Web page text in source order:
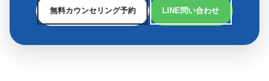
無料カウンセリング予約 LINE問い合わせ